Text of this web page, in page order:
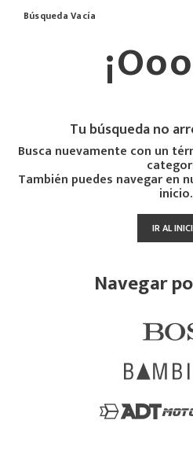
Búsqueda Vacía
Tu búsqueda no
Busca nuevamente con un
También puedes navegar en
inicio.
IR AL
Navegar